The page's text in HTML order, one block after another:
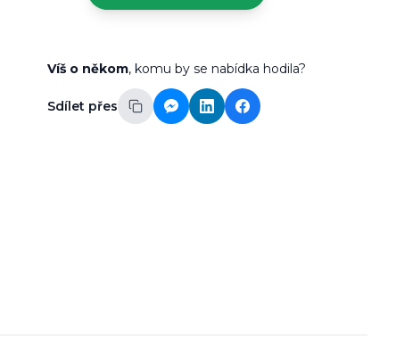
Víš o někom, komu by se nabídka hodila?
Sdílet přes